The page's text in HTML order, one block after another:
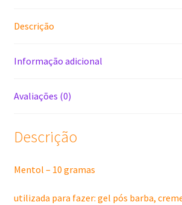
Descrição
Informação adicional
Avaliações (0)
Descrição
Mentol – 10 gramas
utilizada para fazer: gel pós barba,